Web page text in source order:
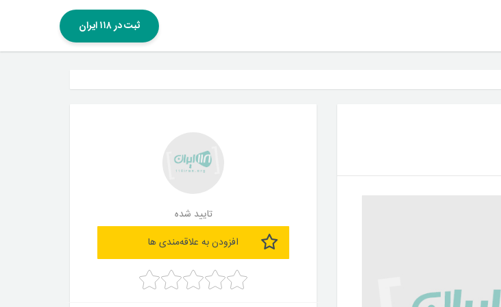
ثبت در ۱۱۸ ایران
تایید شده
افزودن به علاقه‌مندی ها